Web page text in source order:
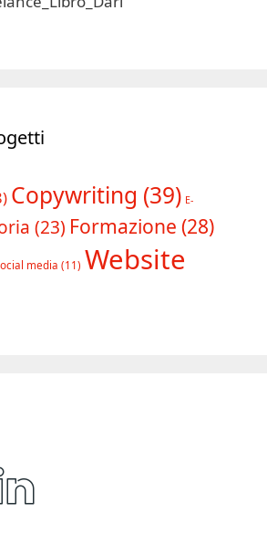
Copywriting (39) E-
(23) Formazione (28)
media (11) Website